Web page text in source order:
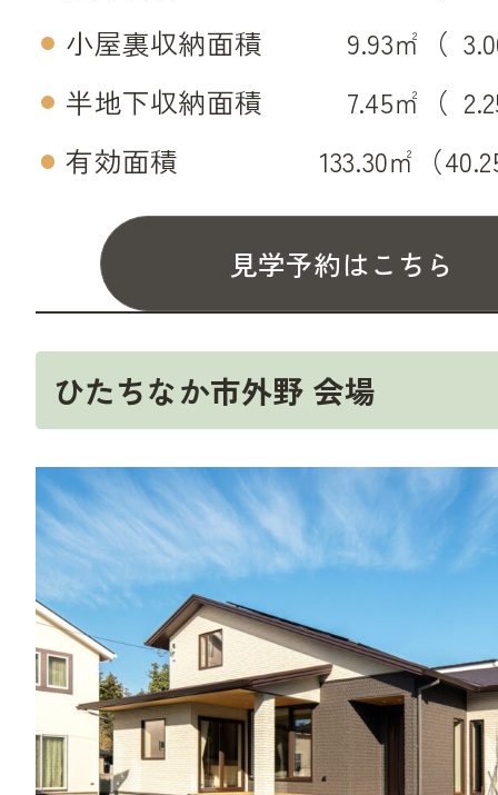
小屋裏収納面積 9.93㎡（
半地下収納面積 7.45㎡（
有効面積 133.30㎡（
見学予約はこちら
ひたちなか市外野 会場